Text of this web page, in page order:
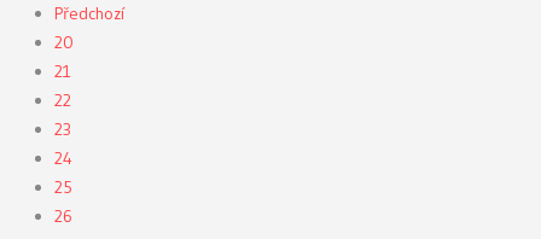
Předchozí
20
21
22
23
24
25
26